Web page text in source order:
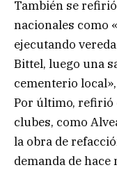
También se
nacionales como
ejecutando
Bittel, luego una
cementerio
Por último, refirió
clubes, como
la obra de
demanda de